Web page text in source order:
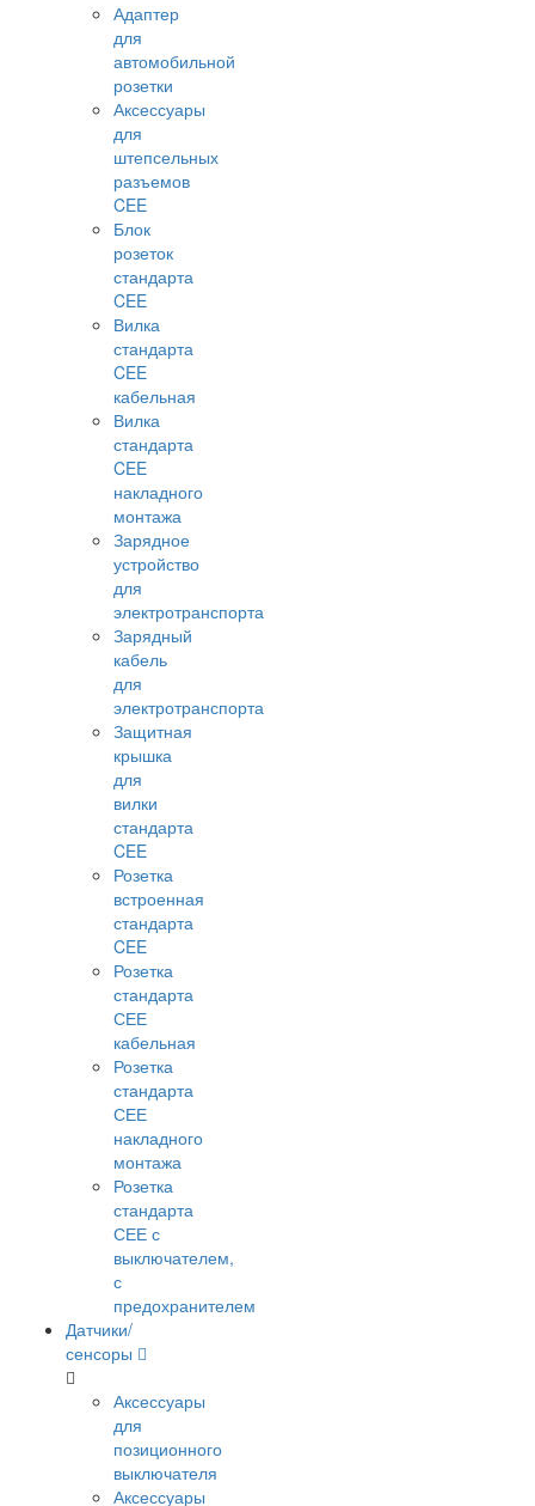
Адаптер
для
автомобильной
розетки
Аксессуары
для
штепсельных
разъемов
CEE
Блок
розеток
стандарта
CEE
Вилка
стандарта
CEE
кабельная
Вилка
стандарта
CEE
накладного
монтажа
Зарядное
устройство
для
электротранспорта
Зарядный
кабель
для
электротранспорта
Защитная
крышка
для
вилки
стандарта
CEE
Розетка
встроенная
стандарта
CEE
Розетка
стандарта
СЕЕ
кабельная
Розетка
стандарта
СЕЕ
накладного
монтажа
Розетка
стандарта
СЕЕ с
выключателем,
с
предохранителем
Датчики/
сенсоры
Аксессуары
для
позиционного
выключателя
Аксессуары